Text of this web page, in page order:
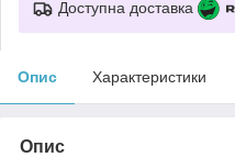
Доступна доставка
Опис Характеристики
Опис